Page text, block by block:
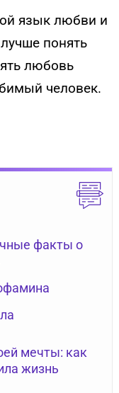
язык любви и
понять
любовь
человек.
факты о
мечты: как
жизнь